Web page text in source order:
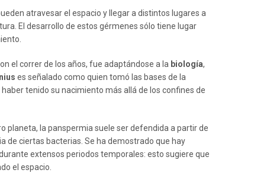
atravesar el espacio y llegar a distintos lugares a
El desarrollo de estos gérmenes sólo tiene lugar
el correr de los años, fue adaptándose a la biología,
es señalado como quien tomó las bases de la
tenido su nacimiento más allá de los confines de
planeta, la panspermia suele ser defendida a partir de
de ciertas bacterias. Se ha demostrado que hay
extensos periodos temporales: esto sugiere que
el espacio.